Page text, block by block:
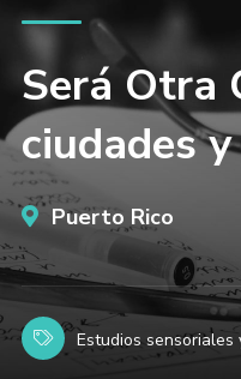
Será Otra
ciudades
Puerto Rico
Estudios sensoriales